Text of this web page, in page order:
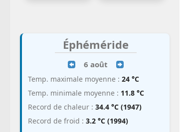
Éphéméride
6 août
Temp. maximale moyenne : 24 °C
Temp. minimale moyenne : 11.8 °C
Record de chaleur : 34.4 °C (1947)
Record de froid : 3.2 °C (1994)